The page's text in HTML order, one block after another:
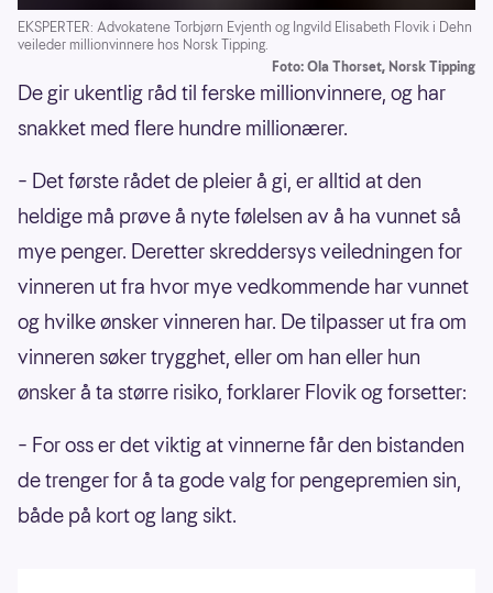
EKSPERTER: Advokatene Torbjørn Evjenth og Ingvild Elisabeth Flovik i Dehn
veileder millionvinnere hos Norsk Tipping.
Foto: Ola Thorset, Norsk Tipping
De gir ukentlig råd til ferske millionvinnere, og har
snakket med flere hundre millionærer.
– Det første rådet de pleier å gi, er alltid at den
heldige må prøve å nyte følelsen av å ha vunnet så
mye penger. Deretter skreddersys veiledningen for
vinneren ut fra hvor mye vedkommende har vunnet
og hvilke ønsker vinneren har. De tilpasser ut fra om
vinneren søker trygghet, eller om han eller hun
ønsker å ta større risiko, forklarer Flovik og forsetter:
– For oss er det viktig at vinnerne får den bistanden
de trenger for å ta gode valg for pengepremien sin,
både på kort og lang sikt.